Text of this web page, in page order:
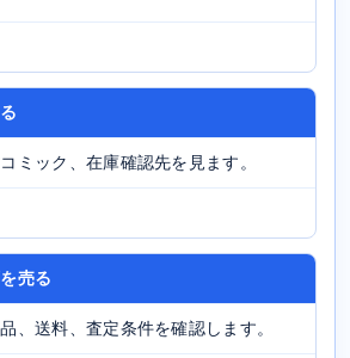
ミック、在庫確認先を見ます。
売る
、送料、査定条件を確認します。